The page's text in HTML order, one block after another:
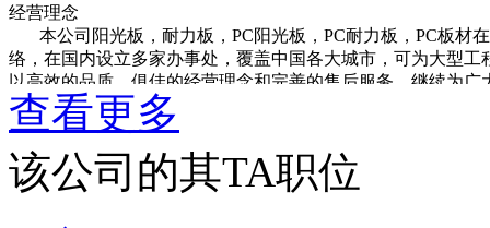
经营理念
本公司阳光板，耐力板，PC阳光板，PC耐力板，PC板材
络，在国内设立多家办事处，覆盖中国各大城市，可为大型
以高效的品质，俱佳的经营理念和完善的售后服务，继续为
胜，质量优良，服务优质的企业宗旨，以靠质量赢得市场，
公司产品及应用
公司产品有PC阳光板、PC耐力板、PC声屏障专用板、颗粒
光瓦和各种塑料板材的成型加工……
查看更多
该公司的其TA职位